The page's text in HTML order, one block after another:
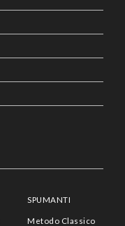
SPUMANTI
Metodo Classico